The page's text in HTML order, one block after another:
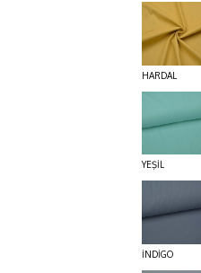
HARDAL
YEŞİL
İNDİGO